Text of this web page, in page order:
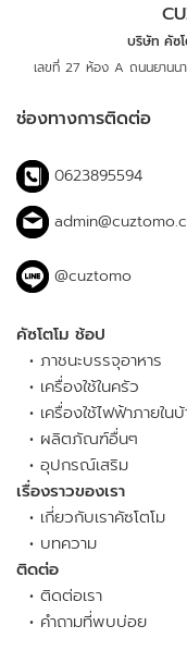
บริษัท คัซ
เลขที่ 27 ห้อง A ถนนยานน
ช่องทางการติดต่อ
0623895594
@cuztomo
คัซโตโม ช้อป
• ภาชนะบรรจุอาหาร
• เครื่องใช้ในครัว
• เครื่องใช้ไฟฟ้าภายใน
• ผลิตภัณฑ์อื่นๆ
• อุปกรณ์เสริม
เรื่องราวของเรา
• เกี่ยวกับเราคัซโตโม
• บทความ
ติดต่อ
• ติดต่อเรา
• คำถามที่พบบ่อย